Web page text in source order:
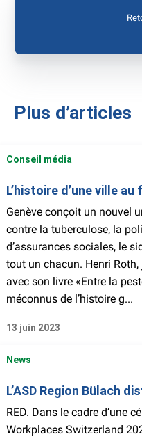
Plus d’articles
Conseil média
L’histoire d’une ville
Genève conçoit un nouvel
contre la tuberculose, la
d’assurances sociales, le
tout un chacun. Henri
avec son livre «Entre la
méconnus de l’histoire g...
13 juin 2023
News
L’ASD Region Bülach
RED. Dans le cadre d’une
Workplaces Switzerland